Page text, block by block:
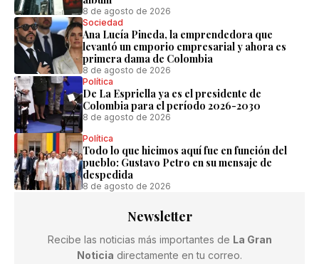
8 de agosto de 2026
Sociedad
Ana Lucía Pineda, la emprendedora que
levantó un emporio empresarial y ahora es
primera dama de Colombia
8 de agosto de 2026
Política
De La Espriella ya es el presidente de
Colombia para el período 2026-2030
8 de agosto de 2026
Política
Todo lo que hicimos aquí fue en función del
pueblo: Gustavo Petro en su mensaje de
despedida
8 de agosto de 2026
Newsletter
Recibe las noticias más importantes de La Gran
Noticia directamente en tu correo.